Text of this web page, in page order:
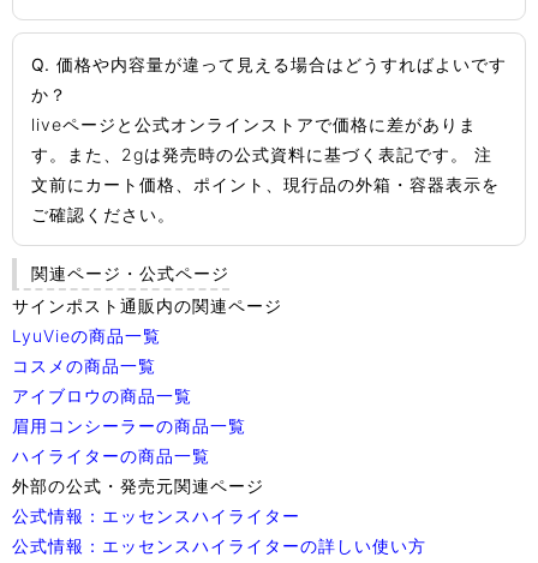
Q. 価格や内容量が違って見える場合はどうすればよいです
か？
liveページと公式オンラインストアで価格に差がありま
す。また、2gは発売時の公式資料に基づく表記です。 注
文前にカート価格、ポイント、現行品の外箱・容器表示を
ご確認ください。
関連ページ・公式ページ
サインポスト通販内の関連ページ
LyuVieの商品一覧
コスメの商品一覧
アイブロウの商品一覧
眉用コンシーラーの商品一覧
ハイライターの商品一覧
外部の公式・発売元関連ページ
公式情報：エッセンスハイライター
公式情報：エッセンスハイライターの詳しい使い方